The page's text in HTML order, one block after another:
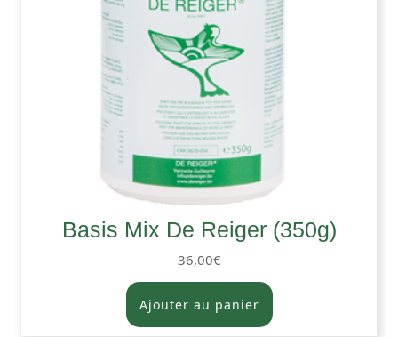
Basis Mix De Reiger (350g)
36,00€
Ajouter au panier